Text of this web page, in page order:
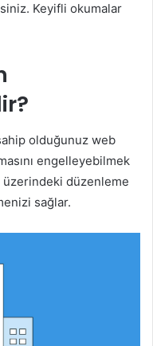
Keyifli okumalar
olduğunuz web
engelleyebilmek
üzerindeki düzenleme
sağlar.